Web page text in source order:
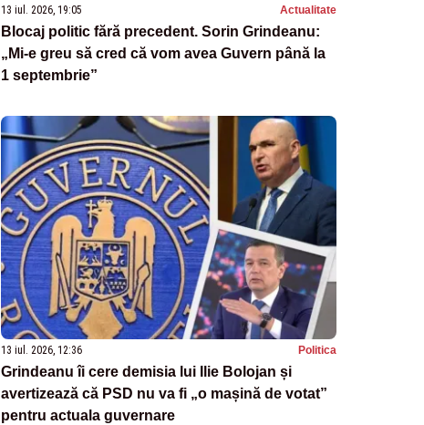
13 iul. 2026, 19:05 Actualitate
Blocaj politic fără precedent. Sorin Grindeanu:
„Mi-e greu să cred că vom avea Guvern până la
1 septembrie”
13 iul. 2026, 12:36 Politica
Grindeanu îi cere demisia lui Ilie Bolojan și
avertizează că PSD nu va fi „o mașină de votat”
pentru actuala guvernare